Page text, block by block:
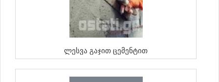
Ლესვა Გაჯით Ცემენტით